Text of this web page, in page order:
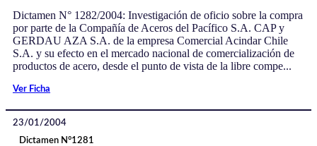
Dictamen N° 1282/2004: Investigación de oficio sobre la compra
por parte de la Compañía de Aceros del Pacífico S.A. CAP y
GERDAU AZA S.A. de la empresa Comercial Acindar Chile
S.A. y su efecto en el mercado nacional de comercialización de
productos de acero, desde el punto de vista de la libre compe...
Ver Ficha
23/01/2004
Dictamen N°1281